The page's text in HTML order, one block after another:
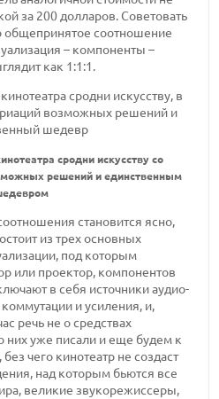
за 200 долларов. Советовать
общепринятое соотношение
– компоненты –
как 1:1:1.
сродни искусству со
решений и единственным
становится ясно,
из трех основных
под которым
или проектор, компонентов
в себя источники аудио-
коммутации и усиления, и,
речь не о средствах
них уже писали и еще будем к
чего кинотеатр не создаст
над которым бьются все
великие звукорежиссеры,